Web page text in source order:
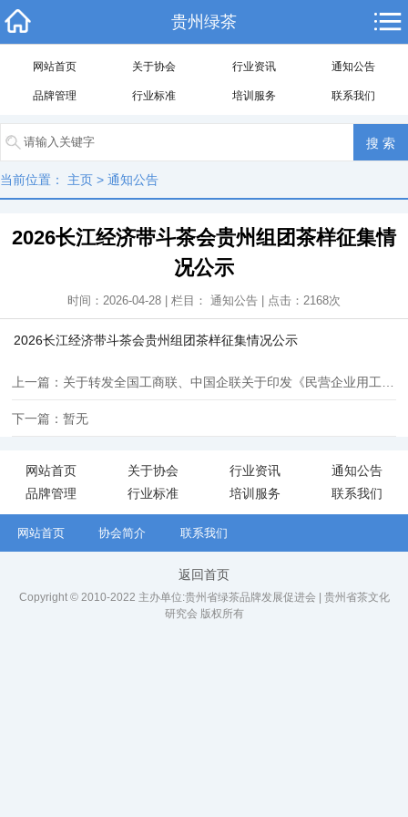
贵州绿茶
网站首页 关于协会 行业资讯 通知公告
品牌管理 行业标准 培训服务 联系我们
当前位置： 主页 > 通知公告
2026长江经济带斗茶会贵州组团茶样征集情
况公示
时间：2026-04-28 | 栏目： 通知公告 | 点击： 2168次
2026长江经济带斗茶会贵州组团茶样征集情况公示
上一篇：关于转发全国工商联、中国企联关于印发《民营企业用工管理制度（参考文本）》的通知
下一篇：暂无
网站首页 关于协会 行业资讯
通知公告
品牌管理
行业标准 培训服务 联系我们
网站首页 协会简介 联系我们
返回首页
Copyright © 2010-2022 主办单位:贵州省绿茶品牌发展促进会 | 贵州省茶文化
研究会 版权所有